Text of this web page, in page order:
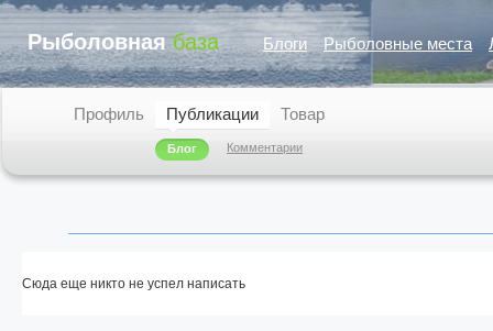
Рыболовная база Блоги Рыболовные места
Профиль Публикации
Блог Комментарии
Товар
Сюда еще никто не успел написать